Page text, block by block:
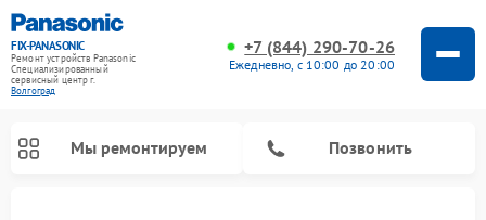
FIX-PANASONIC
Ремонт устройств Panasonic
Специализированный
cервисный центр г.
Волгоград
+7 (844) 290-70-26
Ежедневно, с 10:00 до 20:00
Мы ремонтируем Позвонить